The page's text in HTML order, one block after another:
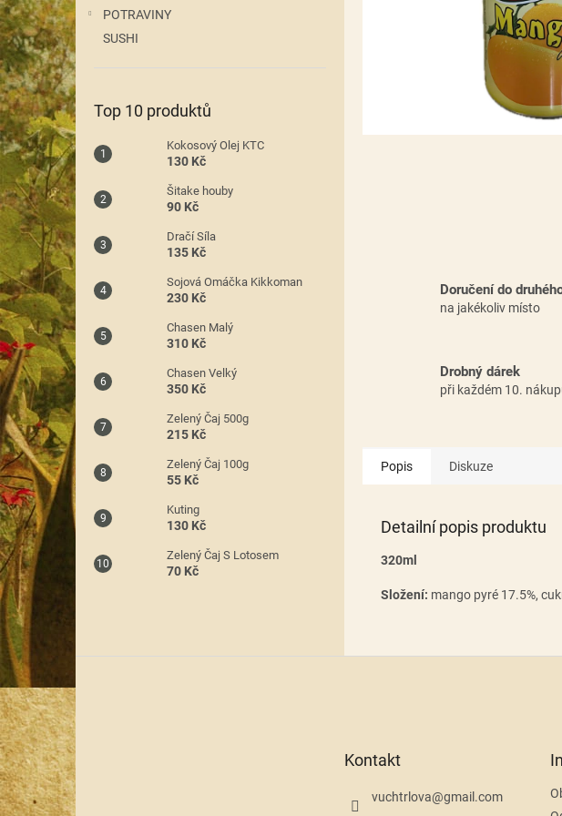
n
e
l
POTRAVINY
SUSHI
Top 10 produktů
Kokosový Olej KTC
130 Kč
Šitake houby
90 Kč
Dračí Síla
135 Kč
Sojová Omáčka Kikkoman
230 Kč
Chasen Malý
310 Kč
Chasen Velký
350 Kč
Zelený Čaj 500g
215 Kč
Zelený Čaj 100g
55 Kč
Kuting
130 Kč
Zelený Čaj S Lotosem
70 Kč
Doručení do
na jakékoliv místo
Drobný dárek
při každém 10.
Popis Diskuze
Detailní popis produktu
320ml
Složení: mango pyré 17.5%,
á
p
a
t
í
Kontakt
vuchtrlova@gmail.com